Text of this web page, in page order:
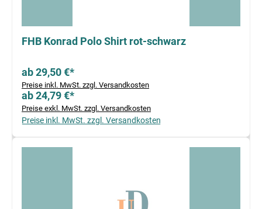
FHB Konrad Polo Shirt rot-schwarz
ab 29,50 €*
Preise inkl. MwSt. zzgl. Versandkosten
ab 24,79 €*
Preise exkl. MwSt. zzgl. Versandkosten
Preise inkl. MwSt. zzgl. Versandkosten